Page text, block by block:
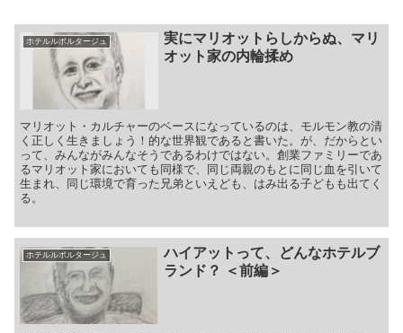
ホテルルポルタージュ
実にマリオットらしからぬ、マリ
オット家の内輪揉め
マリオット・カルチャーのベースになっているのは、モルモン教の清
く正しく生きましょう！的な世界観であると書いた。が、だからとい
って、みんながみんなそうであるわけではない。創業ファミリーであ
るマリオット家においても同様で、同じ両親のもとに同じ血を引いて
生まれ、同じ環境で育った兄弟といえども、はみ出る子どもも出てく
る。
ホテルルポルタージュ
ハイアットって、どんなホテルブ
ランド？ ＜前編＞